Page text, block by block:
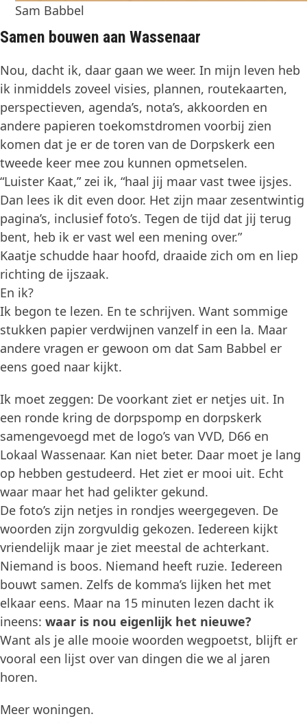
Sam Babbel
Samen bouwen aan Wassenaar
Nou, dacht ik, daar gaan we weer. In mijn leven heb
ik inmiddels zoveel visies, plannen, routekaarten,
perspectieven, agenda’s, nota’s, akkoorden en
andere papieren toekomstdromen voorbij zien
komen dat je er de toren van de Dorpskerk een
tweede keer mee zou kunnen opmetselen.
“Luister Kaat,” zei ik, “haal jij maar vast twee ijsjes.
Dan lees ik dit even door. Het zijn maar zesentwintig
pagina’s, inclusief foto’s. Tegen de tijd dat jij terug
bent, heb ik er vast wel een mening over.”
Kaatje schudde haar hoofd, draaide zich om en liep
richting de ijszaak.
En ik?
Ik begon te lezen. En te schrijven. Want sommige
stukken papier verdwijnen vanzelf in een la. Maar
andere vragen er gewoon om dat Sam Babbel er
eens goed naar kijkt.
Ik moet zeggen: De voorkant ziet er netjes uit. In
een ronde kring de dorpspomp en dorpskerk
samengevoegd met de logo’s van VVD, D66 en
Lokaal Wassenaar. Kan niet beter. Daar moet je lang
op hebben gestudeerd. Het ziet er mooi uit. Echt
waar maar het had gelikter gekund.
De foto’s zijn netjes in rondjes weergegeven. De
woorden zijn zorgvuldig gekozen. Iedereen kijkt
vriendelijk maar je ziet meestal de achterkant.
Niemand is boos. Niemand heeft ruzie. Iedereen
bouwt samen. Zelfs de komma’s lijken het met
elkaar eens. Maar na 15 minuten lezen dacht ik
ineens: waar is nou eigenlijk het nieuwe?
Want als je alle mooie woorden wegpoetst, blijft er
vooral een lijst over van dingen die we al jaren
horen.
Meer woningen.